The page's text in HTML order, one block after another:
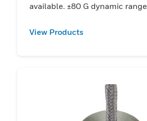
available. ±80 G dynamic range
View Products